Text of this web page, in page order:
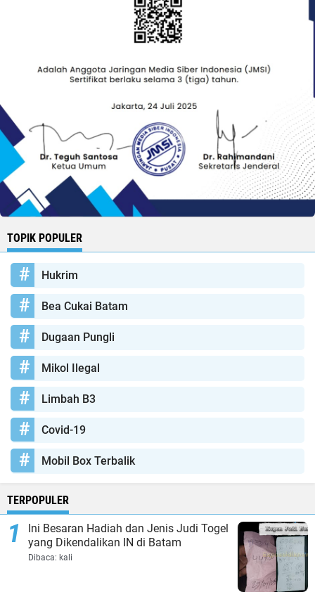
TOPIK POPULER
Hukrim
Bea Cukai Batam
Dugaan Pungli
Mikol Ilegal
Limbah B3
Covid-19
Mobil Box Terbalik
TERPOPULER
Ini Besaran Hadiah dan Jenis Judi Togel
yang Dikendalikan IN di Batam
Dibaca: kali